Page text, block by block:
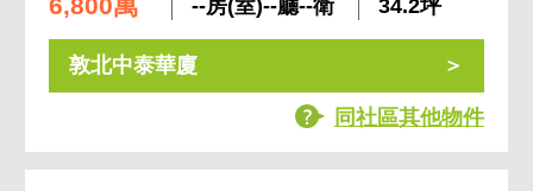
--房(室)--廳--衛 34.2坪
敦北中泰華廈
同社區其他物件